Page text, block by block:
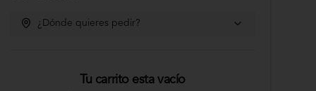
¿Dónde quieres pedir?
Tu carrito esta vacío